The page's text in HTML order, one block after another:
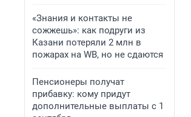
«Знания и контакты не
сожжешь»: как подруги из
Казани потеряли 2 млн в
пожарах на WB, но не сдаются
Пенсионеры получат
прибавку: кому придут
дополнительные выплаты с 1